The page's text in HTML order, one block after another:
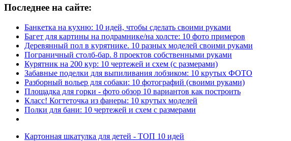
Последнее на сайте:
Банкетка на кухню: 10 идей, чтобы сделать своими руками
Багет для картины на подрамнике/на холсте: 10 фото примеров
Деревянный пол в курятнике. 10 разных моделей своими руками
Пограничный столб-бар. 8 проектов собственными руками
Курятник на 200 кур: 10 чертежей и схем (с размерами)
Забавные поделки для выпиливания лобзиком: 10 крутых ФОТО
Разборный вольер для собаки: 10 фотографий (своими руками)
Площадка для горки - фото обзор 10 вариантов как построить
Класс! Когтеточка из фанеры: 10 крутых моделей
Полки для бани: 10 чертежей и схем с размерами
Картонная шкатулка для детей - ТОП 10 идей